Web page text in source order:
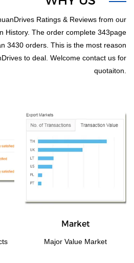
Ratings & Reviews from our
History. The order complete 343page
3430 orders. This is the most reason
to deal. Welcome contact us for
quotaiton.
Market
Major Value Market